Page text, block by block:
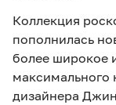
Коллекция
пополнилась
более широкое
максимального
дизайнера